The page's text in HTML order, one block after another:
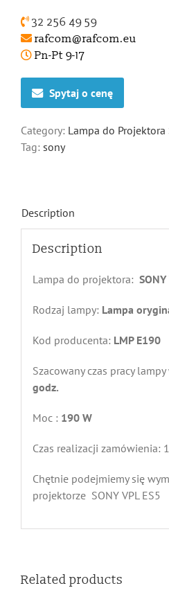
32 256 49 59
rafcom@rafcom.eu
Pn-Pt 9-17
Spytaj o cenę
Category: Lampa do Projektora
Tag: sony
Description
Description
Lampa do projektora: SONY
Rodzaj lampy: Lampa
Kod producenta: LMP E190
Szacowany czas pracy
godz.
Moc : 190W
Czas realizacji zamówienia:
Chętnie podejmiemy się
projektorze SONY VPL ES5
Related products